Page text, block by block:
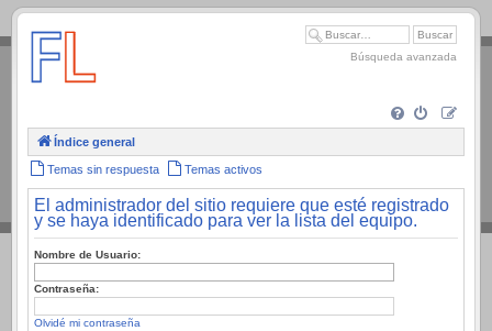
.
Búsqueda avanzada
Índice general
Temas sin respuesta Temas activos
El administrador del sitio requiere que esté registrado
y se haya identificado para ver la lista del equipo.
Nombre de Usuario:
Contraseña:
Olvidé mi contraseña